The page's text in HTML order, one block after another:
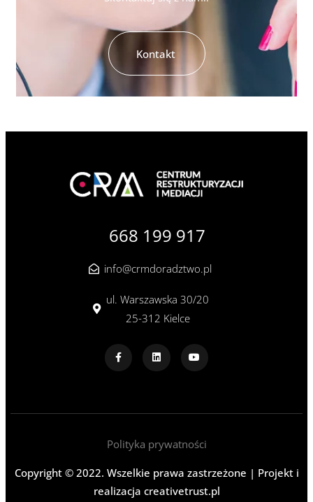
Kontakt
668 199 917
info@crmdoradztwo.pl
ul. Warszawska 30/20
25-312 Kielce
Copyright © 2022. Wszelkie prawa zastrzeżone | Projekt i
realizacja creativetrust.pl
Polityka prywatności